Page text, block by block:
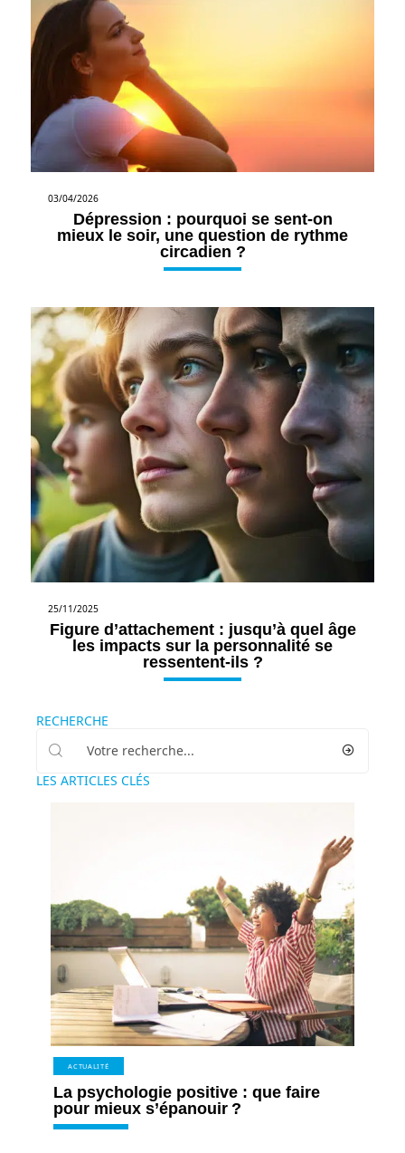
03/04/2026
Dépression : pourquoi se sent-on
mieux le soir, une question de rythme
circadien ?
25/11/2025
Figure d’attachement : jusqu’à quel âge
les impacts sur la personnalité se
ressentent-ils ?
RECHERCHE
LES ARTICLES CLÉS
ACTUALITÉ
La psychologie positive : que faire
pour mieux s’épanouir ?